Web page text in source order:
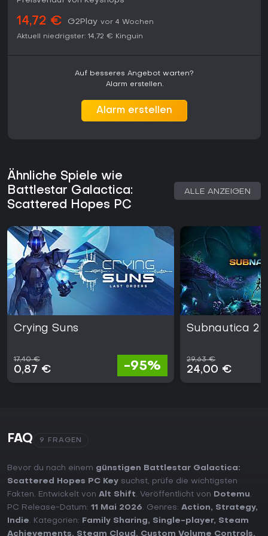
14,72 € G2Play vor 4 Wochen
Aktuell niedrigster: 14,72 € Kinguin
Auf besseres Angebot warten?
Alarm erstellen.
Alarm erstellen
Ähnliche Spiele wie
Battlestar Galactica:
Scattered Hopes PC
ALLE ANZEIGEN
Crying Suns
17,40 €
0,87 € -95%
Subnautica 2
29,63 €
24,00 €
FAQ 9 FRAGEN
Bevor du nach einem günstigen Battlestar Galactica:
Scattered Hopes PC Key suchst, prüfe die wichtigsten
Fakten. Entwickelt von Alt Shift. Veröffentlicht von Dotemu.
PC Release-Datum: 11 Mai 2026. Genres: Action, Strategy,
Indie. Kategorien: Family Sharing, Single-player, Steam
Achievements, Steam Cloud , Custom Volume Controls,